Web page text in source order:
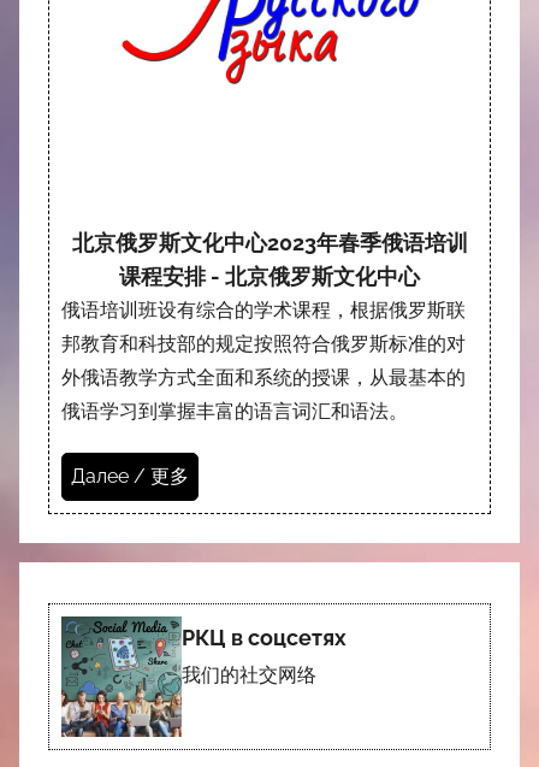
北京俄罗斯文化中心2023年春季俄语培训
课程安排 - 北京俄罗斯文化中心
俄语培训班设有综合的学术课程，根据俄罗斯联
邦教育和科技部的规定按照符合俄罗斯标准的对
外俄语教学方式全面和系统的授课，从最基本的
俄语学习到掌握丰富的语言词汇和语法。
Далее / 更多
РКЦ в соцсетях
我们的社交网络